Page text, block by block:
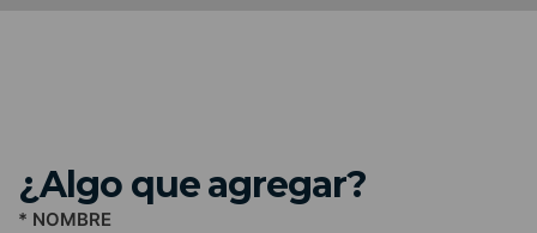
¿Algo que agregar?
* NOMBRE